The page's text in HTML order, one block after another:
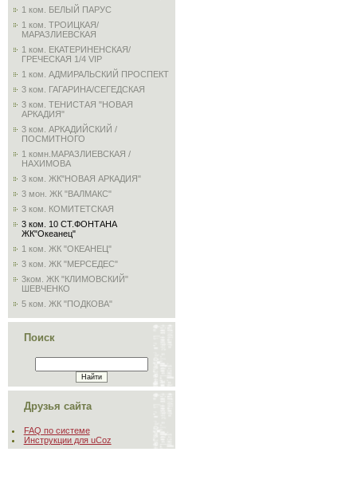
1 ком. БЕЛЫЙ ПАРУС
1 ком. ТРОИЦКАЯ/
МАРАЗЛИЕВСКАЯ
1 ком. ЕКАТЕРИНЕНСКАЯ/
ГРЕЧЕСКАЯ 1/4 VIP
1 ком. АДМИРАЛЬСКИЙ ПРОСПЕКТ
3 ком. ГАГАРИНА/СЕГЕДСКАЯ
3 ком. ТЕНИСТАЯ "НОВАЯ
АРКАДИЯ"
3 ком. АРКАДИЙСКИЙ /
ПОСМИТНОГО
1 комн.МАРАЗЛИЕВСКАЯ /
НАХИМОВА
3 ком. ЖК"НОВАЯ АРКАДИЯ"
3 мон. ЖК "ВАЛМАКС"
3 ком. КОМИТЕТСКАЯ
3 ком. 10 СТ.ФОНТАНА
ЖК"Океанец"
1 ком. ЖК "ОКЕАНЕЦ"
3 ком. ЖК "МЕРСЕДЕС"
3ком. ЖК "КЛИМОВСКИЙ"
ШЕВЧЕНКО
5 ком. ЖК "ПОДКОВА"
Поиск
Друзья сайта
FAQ по системе
Инструкции для uCoz